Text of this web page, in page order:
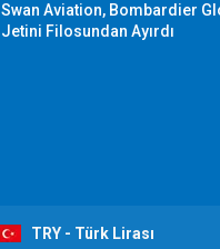
Swan Aviation, Bombardier
Jetini Filosundan Ayırdı
TRY - Türk Lirası